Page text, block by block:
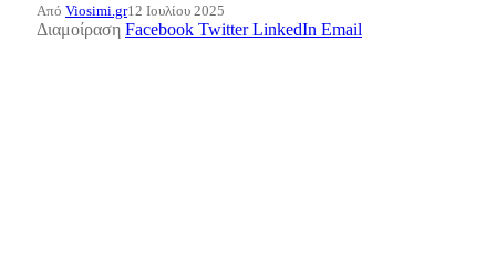
Από Viosimi.gr12 Ιουλίου 2025
Διαμοίραση Facebook Twitter LinkedIn Email